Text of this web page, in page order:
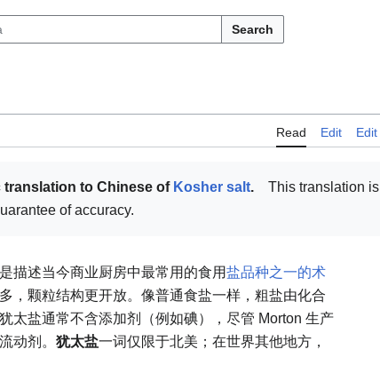
Search
Read Edit
translation to Chinese of Kosher salt.
This translation
of accuracy.
描述当今商业厨房中最常用的食用盐品种之一的术
，颗粒结构更开放。像普通食盐一样，粗盐由化合
太盐通常不含添加剂（例如碘），尽管 Morton 生产
动剂。 犹太盐一词仅限于北美；在世界其他地方，